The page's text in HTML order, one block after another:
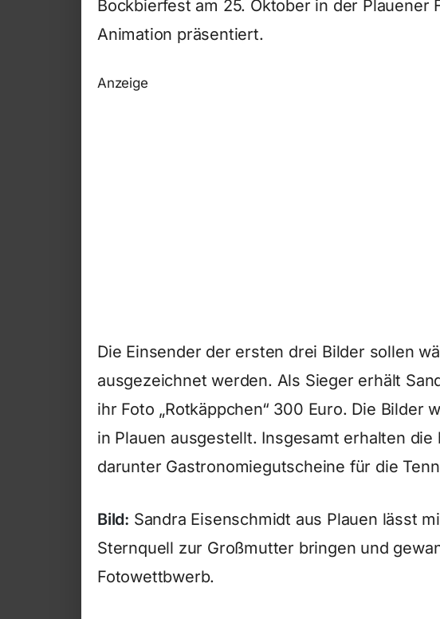
Bockbierfest am 25. Oktober in der Plauener
Animation präsentiert.
Anzeige
Die Einsender der ersten drei Bilder sollen
ausgezeichnet werden. Als Sieger erhält
ihr Foto „Rotkäppchen“ 300 Euro. Die Bilder
in Plauen ausgestellt. Insgesamt erhalten
darunter Gastronomiegutscheine für die
Bild: Sandra Eisenschmidt aus Plauen lässt
Sternquell zur Großmutter bringen und
Fotowettbwerb.